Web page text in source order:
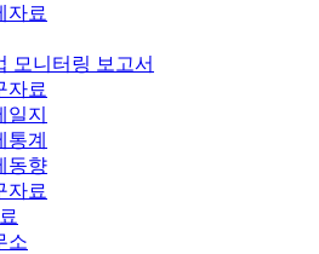
자료
모니터링 보고서
자료
일지
통계
동향
자료
소